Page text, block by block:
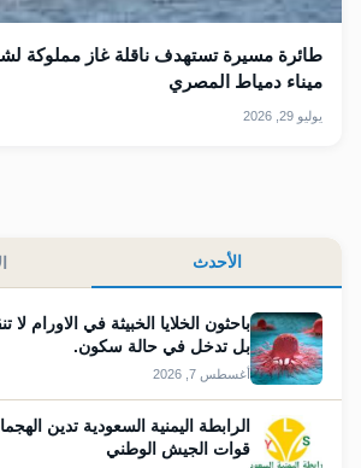
طائرة مسيرة تستهدف ​ناقلة غاز مملوكة
ميناء دمياط المصري
يوليو 29, 2026
الأحدث
باحثون الخلايا الخبيثة في الاورام
بل تدخل في حالة سكون.
أغسطس 7, 2026
الرابطة اليمنية السعودية تدين
قوات الجيش الوطني